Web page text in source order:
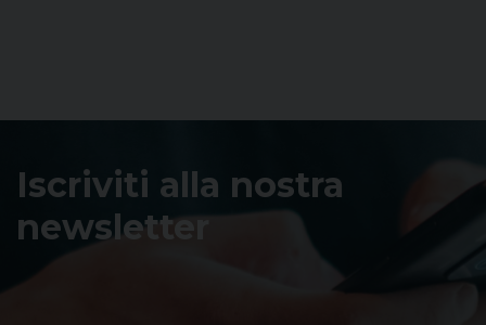
Iscriviti alla nostra
newsletter